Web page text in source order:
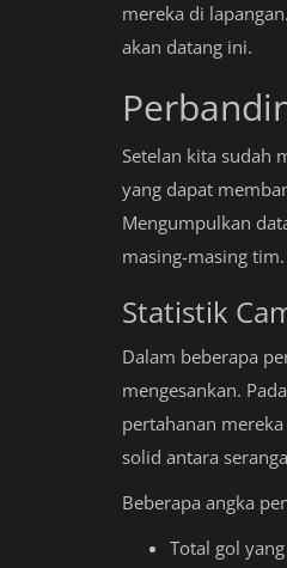
mereka di
akan datang ini.
Setelan kita sudah
yang dapat
Mengumpulkan
masing-masing tim.
Statistik
Dalam beberapa
mengesankan.
pertahanan
solid antara
Beberapa angka
Total gol